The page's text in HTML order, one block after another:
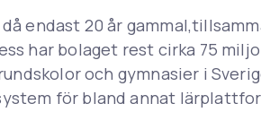
endast 20 år
har bolaget rest cirka 75
och gymnasier i
för bland annat